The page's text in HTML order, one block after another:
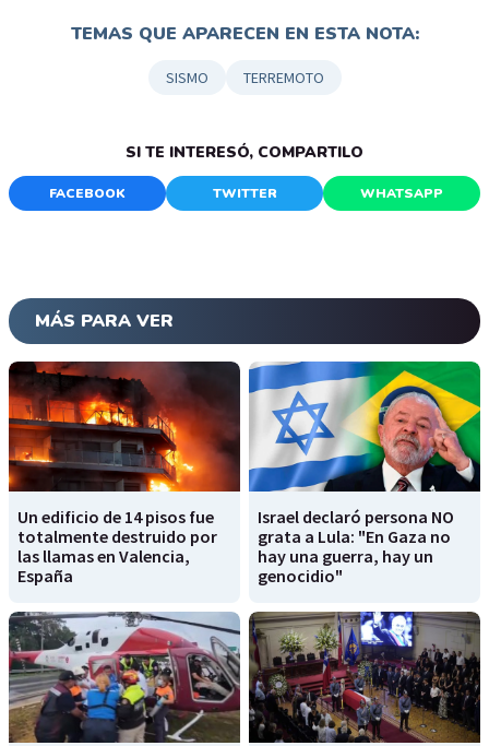
TEMAS QUE APARECEN EN ESTA NOTA:
SISMO TERREMOTO
SI TE INTERESÓ, COMPARTILO
FACEBOOK TWITTER WHATSAPP
MÁS PARA VER
Un edificio de 14 pisos fue
totalmente destruido por
las llamas en Valencia,
España
Israel declaró persona NO
grata a Lula: "En Gaza no
hay una guerra, hay un
genocidio"